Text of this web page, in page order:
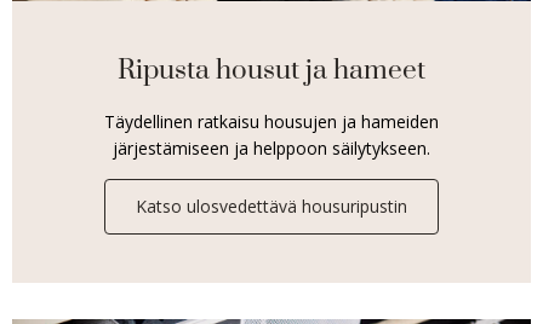
Ripusta housut ja hameet
Täydellinen ratkaisu housujen ja hameiden
järjestämiseen ja helppoon säilytykseen.
Katso ulosvedettävä housuripustin